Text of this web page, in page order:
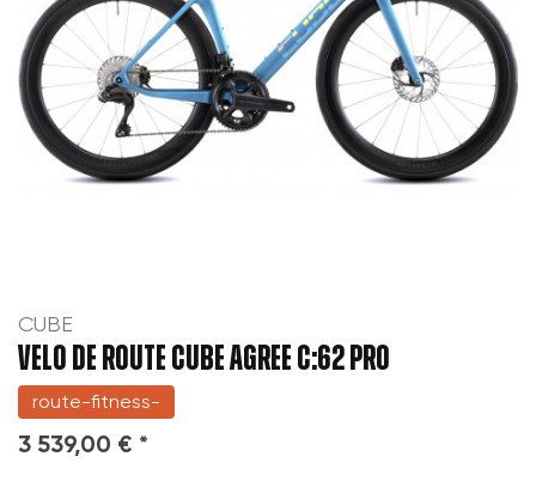
CUBE
VELO DE ROUTE CUBE AGREE C:62 PRO
route-fitness-
3 539,00 € *